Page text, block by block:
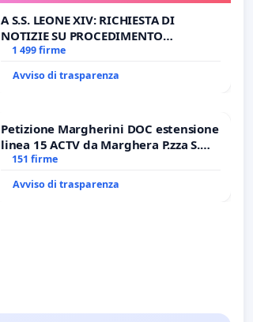
A S.S. LEONE XIV: RICHIESTA DI
NOTIZIE SU PROCEDIMENTO
GIUDIZIARIO SEDE IMPEDITA DI
BENEDETTO XVI
1 499 firme
Avviso di trasparenza
Petizione Margherini DOC estensione
linea 15 ACTV da Marghera P.zza S.
Antonio all'aeroporto Marco Polo
tariffa a € 1,50
151 firme
Avviso di trasparenza